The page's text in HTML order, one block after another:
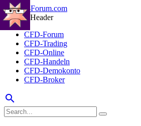
CFD-Forum
CFD-Trading
CFD-Online
CFD-Handeln
CFD-Demokonto
CFD-Broker
search